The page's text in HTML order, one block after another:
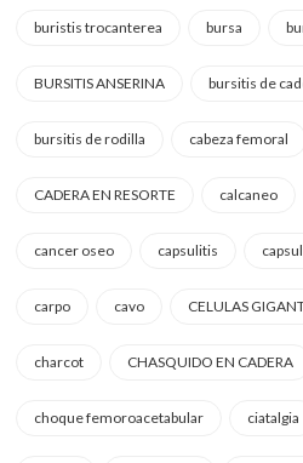
buristis trocanterea bursa
BURSITIS ANSERINA bursitis de
bursitis de rodilla cabeza femoral
CADERA EN RESORTE calcaneo
cancer oseo capsulitis
carpo cavo CELULAS
charcot CHASQUIDO EN CADERA
choque femoroacetabular ciatalgia